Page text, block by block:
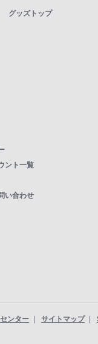
グッズトップ
ント一覧
い合わせ
ンター サイトマップ